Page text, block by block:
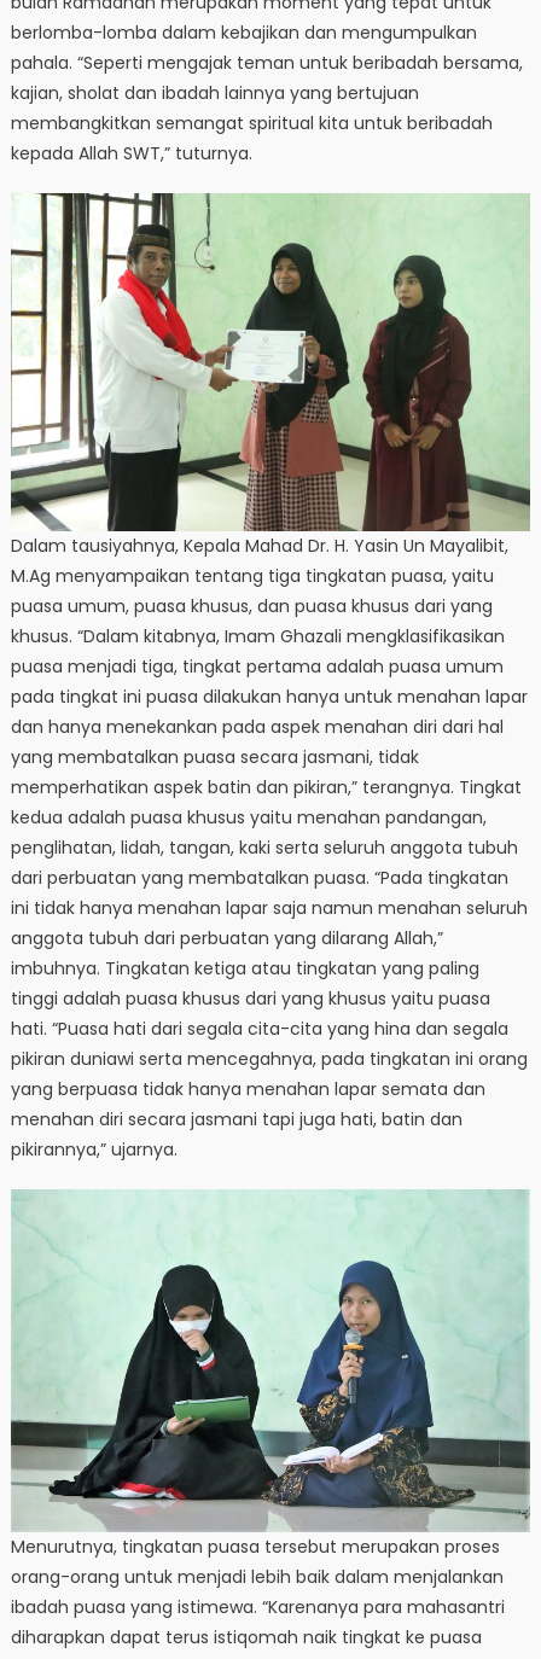
berlomba-lomba dalam kebajikan dan mengumpulkan
pahala. “Seperti mengajak teman untuk beribadah bersama,
kajian, sholat dan ibadah lainnya yang bertujuan
membangkitkan semangat spiritual kita untuk beribadah
kepada Allah SWT,” tuturnya.
Dalam tausiyahnya, Kepala Mahad Dr. H. Yasin Un Mayalibit,
M.Ag menyampaikan tentang tiga tingkatan puasa, yaitu
puasa umum, puasa khusus, dan puasa khusus dari yang
khusus. “Dalam kitabnya, Imam Ghazali mengklasifikasikan
puasa menjadi tiga, tingkat pertama adalah puasa umum
pada tingkat ini puasa dilakukan hanya untuk menahan lapar
dan hanya menekankan pada aspek menahan diri dari hal
yang membatalkan puasa secara jasmani, tidak
memperhatikan aspek batin dan pikiran,” terangnya. Tingkat
kedua adalah puasa khusus yaitu menahan pandangan,
penglihatan, lidah, tangan, kaki serta seluruh anggota tubuh
dari perbuatan yang membatalkan puasa. “Pada tingkatan
ini tidak hanya menahan lapar saja namun menahan seluruh
anggota tubuh dari perbuatan yang dilarang Allah,”
imbuhnya. Tingkatan ketiga atau tingkatan yang paling
tinggi adalah puasa khusus dari yang khusus yaitu puasa
hati. “Puasa hati dari segala cita-cita yang hina dan segala
pikiran duniawi serta mencegahnya, pada tingkatan ini orang
yang berpuasa tidak hanya menahan lapar semata dan
menahan diri secara jasmani tapi juga hati, batin dan
pikirannya,” ujarnya.
Menurutnya, tingkatan puasa tersebut merupakan proses
orang-orang untuk menjadi lebih baik dalam menjalankan
ibadah puasa yang istimewa. “Karenanya para mahasantri
diharapkan dapat terus istiqomah naik tingkat ke puasa